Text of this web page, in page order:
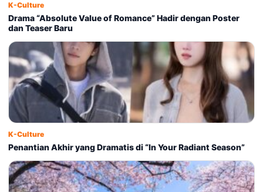
K-Culture
Drama “Absolute Value of Romance” Hadir dengan Poster
dan Teaser Baru
K-Culture
Penantian Akhir yang Dramatis di “In Your Radiant Season”